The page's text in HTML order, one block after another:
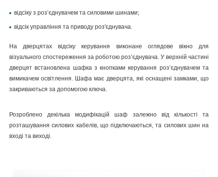
відсіку з роз’єднувачем та силовими шинами;
відсік управління та приводу роз'єднувача.
На дверцятах відсіку керування виконане оглядове вікно для
візуального спостереження за роботою роз’єднувача. У верхній частині
дверцят встановлена шафка з кнопками керування роз’єднувачем та
вимикачем освітлення. Шафа має дверцята, які оснащені замками, що
закриваються за допомогою ключа.
Розроблено декілька модифікацій шаф залежно від кількості та
розташування силових кабелів, що підключаються, та силових шин на
вході та виході.